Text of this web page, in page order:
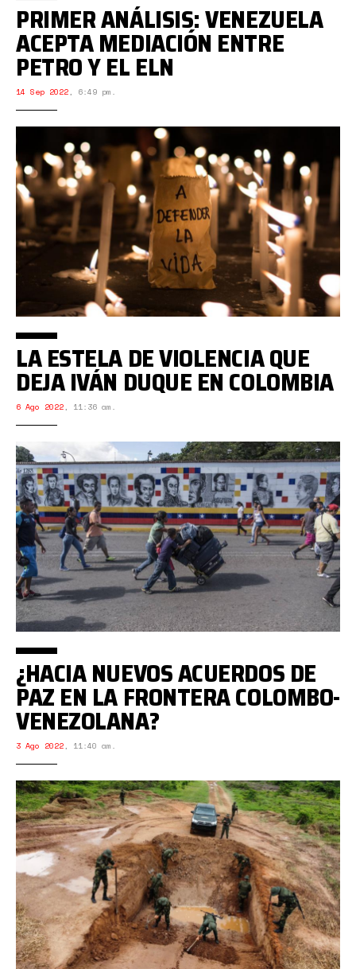
PRIMER ANÁLISIS: VENEZUELA
ACEPTA MEDIACIÓN ENTRE
PETRO Y EL ELN
14 Sep 2022, 6:49 pm.
LA ESTELA DE VIOLENCIA QUE
DEJA IVÁN DUQUE EN COLOMBIA
6 Ago 2022, 11:36 am.
¿HACIA NUEVOS ACUERDOS DE
PAZ EN LA FRONTERA COLOMBO-
VENEZOLANA?
3 Ago 2022, 11:40 am.